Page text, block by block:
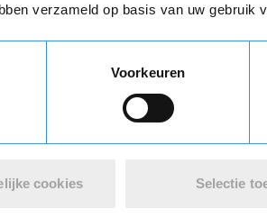
verzameld op basis van uw gebruik
Voorkeuren
cookies Selectie